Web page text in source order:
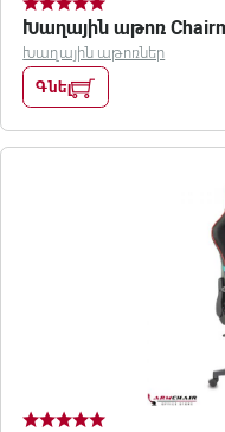
Խաղային աթոռ
Խաղային աթոռներ
Գնել